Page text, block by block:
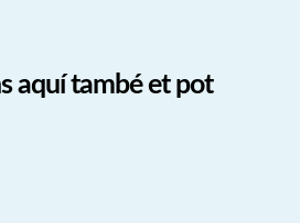
aquí també et pot